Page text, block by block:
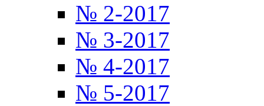
№ 2-2017
№ 3-2017
№ 4-2017
№ 5-2017